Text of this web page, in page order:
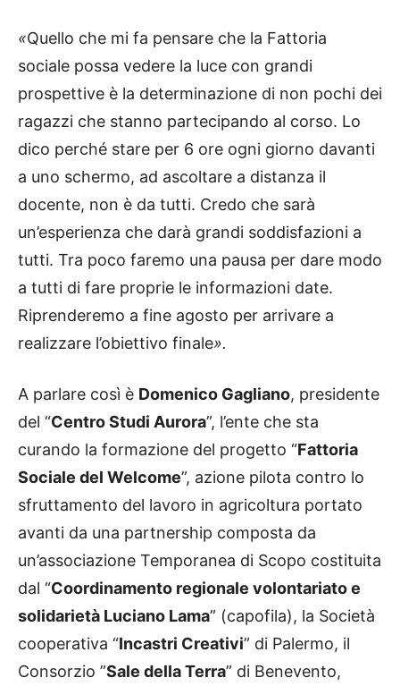
«Quello che mi fa pensare che la Fattoria
sociale possa vedere la luce con grandi
prospettive è la determinazione di non pochi dei
ragazzi che stanno partecipando al corso. Lo
dico perché stare per 6 ore ogni giorno davanti
a uno schermo, ad ascoltare a distanza il
docente, non è da tutti. Credo che sarà
un’esperienza che darà grandi soddisfazioni a
tutti. Tra poco faremo una pausa per dare modo
a tutti di fare proprie le informazioni date.
Riprenderemo a fine agosto per arrivare a
realizzare l’obiettivo finale».
A parlare così è Domenico Gagliano, presidente
del “Centro Studi Aurora”, l’ente che sta
curando la formazione del progetto “Fattoria
Sociale del Welcome”, azione pilota contro lo
sfruttamento del lavoro in agricoltura portato
avanti da una partnership composta da
un’associazione Temporanea di Scopo costituita
dal “Coordinamento regionale volontariato e
solidarietà Luciano Lama” (capofila), la Società
cooperativa “Incastri Creativi” di Palermo, il
Consorzio ”Sale della Terra” di Benevento,